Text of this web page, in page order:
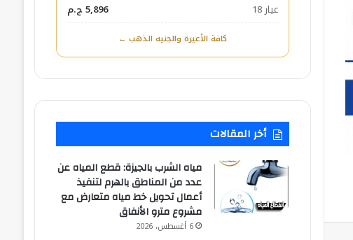
عيار 18
5,896 ج.م
كافة الأعيرة والجنيه الذهب ←
أخر المقالات
مياه الشرب بالجيزة: قطع المياه عن
عدد من المناطق بالهرم لتنفيذ
أعمال تحويل خط مياه متعارض مع
مشروع مترو الأنفاق
6 أغسطس، 2026